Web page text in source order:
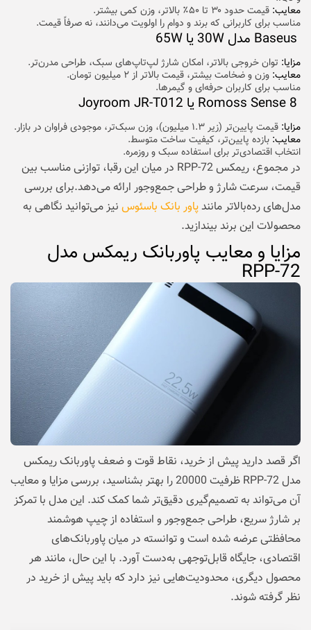
معایب: قیمت حدود ۳۰ تا ۵۰٪ بالاتر، وزن کمی بیشتر.
مناسب برای کاربرانی که برند و دوام را اولویت می‌دانند، نه صرفاً قیمت.
مزایا: توان خروجی بالاتر، امکان شارژ لپ‌تاپ‌های سبک، طراحی مدرن‌تر.
معایب: وزن و ضخامت بیشتر، قیمت بالاتر از ۲ میلیون تومان.
مناسب برای کاربران حرفه‌ای و گیمرها.
مزایا: قیمت پایین‌تر (زیر ۱.۳ میلیون)، وزن سبک‌تر، موجودی فراوان در بازار.
معایب: بازده پایین‌تر، کیفیت ساخت متوسط.
انتخاب اقتصادی‌تر برای استفاده سبک و روزمره.
در مجموع، ریمکس RPP-72 در میان این رقبا، توازنی مناسب بین
قیمت، سرعت شارژ و طراحی جمع‌وجور ارائه می‌دهد.برای بررسی
مدل‌های رده‌بالاتر مانندپاور بانک باسئوس نیز می‌توانید نگاهی به
محصولات این برند بیندازید.
مزایا و معایب پاوربانک ریمکس مدل
RPP-72
اگر قصد دارید پیش از خرید، نقاط قوت و ضعف پاوربانک ریمکس
مدل RPP-72 ظرفیت 20000 را بهتر بشناسید، بررسی مزایا و معایب
آن می‌تواند به تصمیم‌گیری دقیق‌تر شما کمک کند. این مدل با تمرکز
بر شارژ سریع، طراحی جمع‌وجور و استفاده از چیپ هوشمند
محافظتی عرضه شده است و توانسته در میان پاوربانک‌های
اقتصادی، جایگاه قابل‌توجهی به‌دست آورد. با این حال، مانند هر
محصول دیگری، محدودیت‌هایی نیز دارد که باید پیش از خرید در
نظر گرفته شوند.